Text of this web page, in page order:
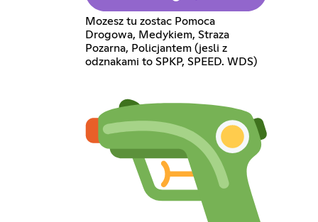
Mozesz tu zostac Pomoca
Drogowa, Medykiem, Straza
Pozarna, Policjantem (jesli z
odznakami to SPKP, SPEED. WDS)